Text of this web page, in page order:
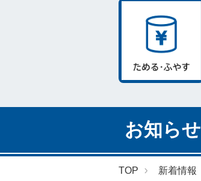
お知らせ
TOP 新着情報